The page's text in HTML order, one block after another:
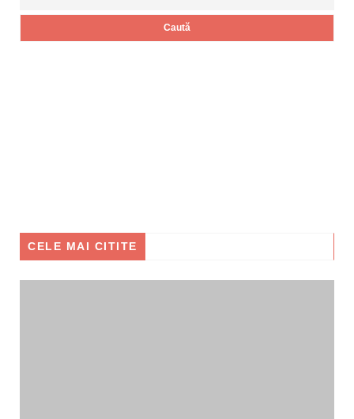
CELE MAI CITITE